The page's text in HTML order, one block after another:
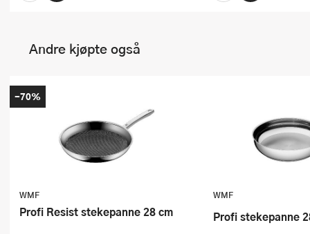
Andre kjøpte også
WMF
Profi Resist stekepanne 28 cm
-70%
WMF
Profi stekepanne